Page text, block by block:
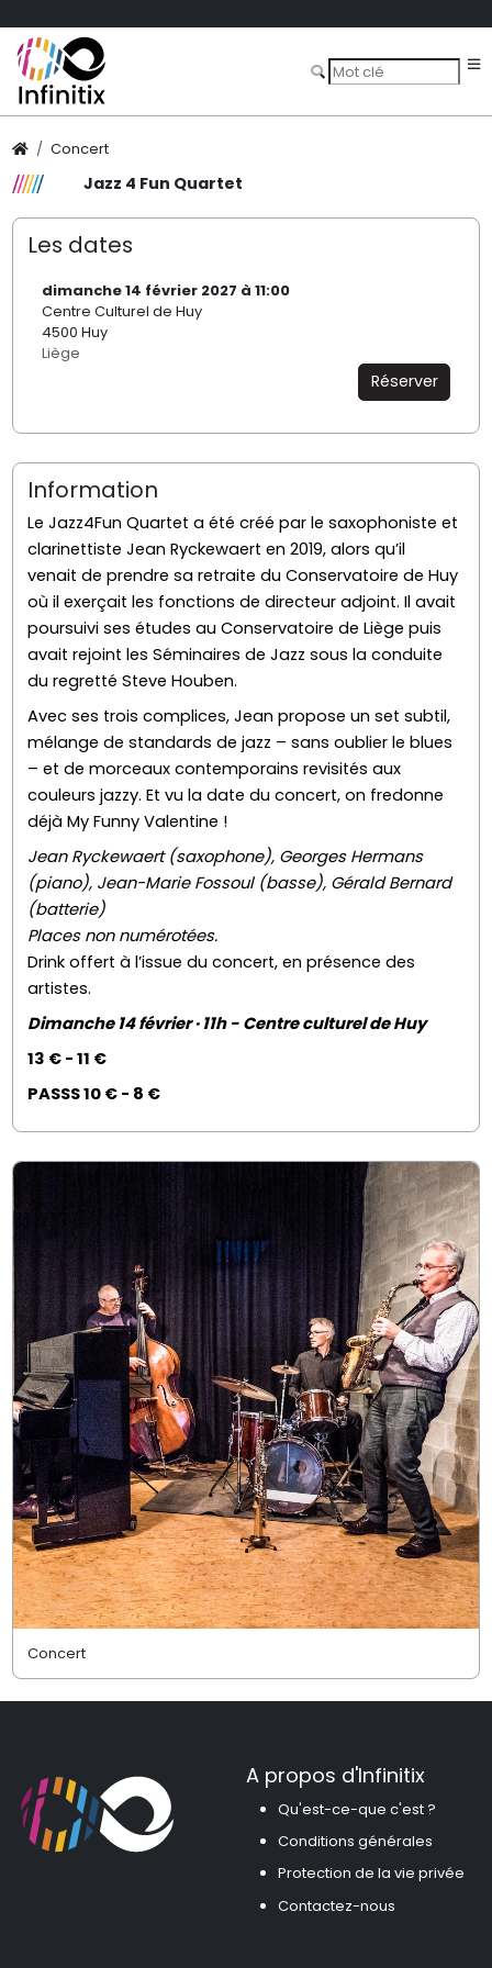
Concert
Jazz 4 Fun Quartet
Les dates
dimanche 14 février 2027 à 11:00
Centre Culturel de Huy
4500 Huy
Liège
Réserver
Information
Le Jazz4Fun Quartet a été créé par le saxophoniste et
clarinettiste Jean Ryckewaert en 2019, alors qu’il
venait de prendre sa retraite du Conservatoire de Huy
où il exerçait les fonctions de directeur adjoint. Il avait
poursuivi ses études au Conservatoire de Liège puis
avait rejoint les Séminaires de Jazz sous la conduite
du regretté Steve Houben.
Avec ses trois complices, Jean propose un set subtil,
mélange de standards de jazz – sans oublier le blues
– et de morceaux contemporains revisités aux
couleurs jazzy. Et vu la date du concert, on fredonne
déjà My Funny Valentine !
Jean Ryckewaert (saxophone), Georges Hermans
(piano), Jean-Marie Fossoul (basse), Gérald Bernard
(batterie)
Places non numérotées.
Drink offert à l’issue du concert, en présence des
artistes.
Dimanche 14 février · 11h - Centre culturel de Huy
13 € - 11 €
PASSS 10 € - 8 €
Concert
A propos d'Infinitix
Qu'est-ce-que c'est ?
Conditions générales
Protection de la vie privée
Contactez-nous